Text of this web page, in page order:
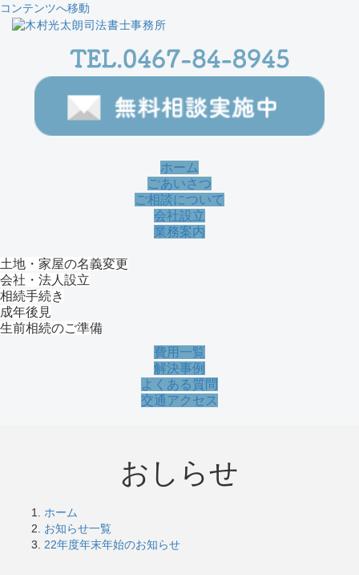
コンテンツへ移動
ホーム
ごあいさつ
ご相談について
会社設立
業務案内
土地・家屋の名義変更
会社・法人設立
相続手続き
成年後見
生前相続のご準備
費用一覧
解決事例
よくある質問
交通アクセス
おしらせ
ホーム
お知らせ一覧
22年度年末年始のお知らせ